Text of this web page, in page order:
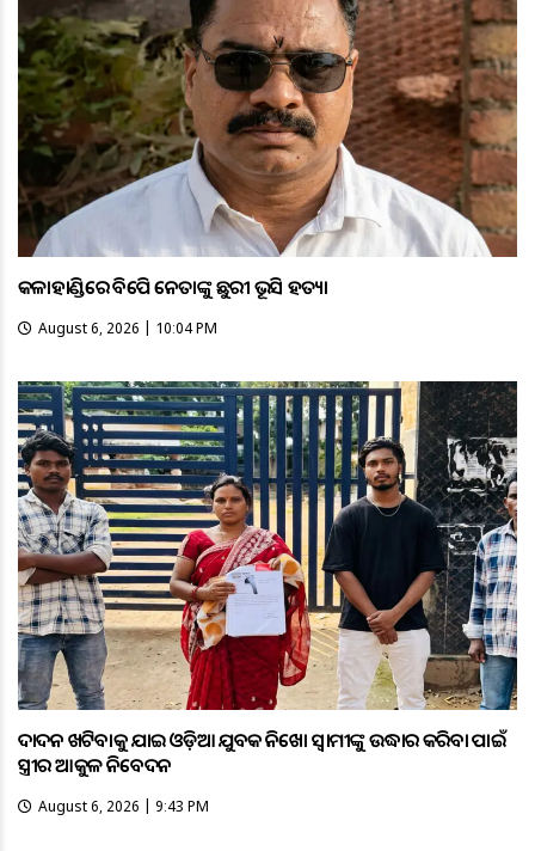
କଳାହାଣ୍ଡିରେ ବିଜେପି ନେତାଙ୍କୁ ଛୁରୀ ଭୂସି ହତ୍ୟା
August 6, 2026 | 10:04 PM
ଦାଦନ ଖଟିବାକୁ ଯାଇ ଓଡ଼ିଆ ଯୁବକ ନିଖୋଜ ସ୍ବାମୀଙ୍କୁ ଉଦ୍ଧାର କରିବା ପାଇଁ
ସ୍ତ୍ରୀର ଆକୁଳ ନିବେଦନ
August 6, 2026 | 9:43 PM